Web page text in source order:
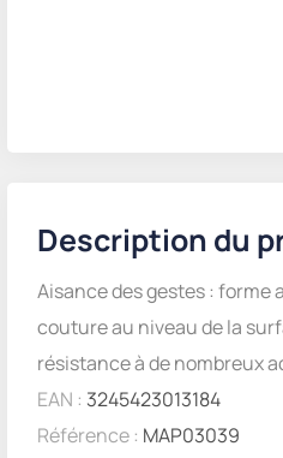
Description du
Aisance des gestes :
couture au niveau de la
résistance à de nombreux
EAN : 3245423013184
Référence : MAP03039